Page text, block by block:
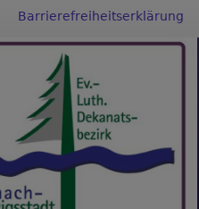
Barrierefreiheitserklärung